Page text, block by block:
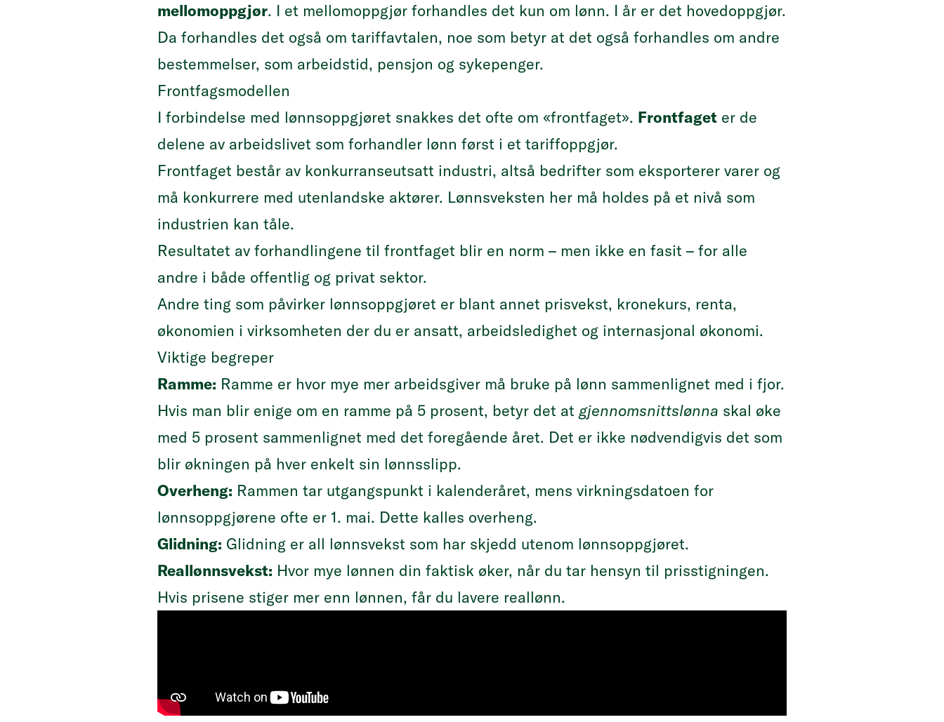
mellomoppgjør. I et mellomoppgjør forhandles det kun om lønn. I år er det hovedoppgjør.
Da forhandles det også om tariffavtalen, noe som betyr at det også forhandles om andre
bestemmelser, som arbeidstid, pensjon og sykepenger.
Frontfagsmodellen
I forbindelse med lønnsoppgjøret snakkes det ofte om «frontfaget». Frontfaget er de
delene av arbeidslivet som forhandler lønn først i et tariffoppgjør.
Frontfaget består av konkurranseutsatt industri, altså bedrifter som eksporterer varer og
må konkurrere med utenlandske aktører. Lønnsveksten her må holdes på et nivå som
industrien kan tåle.
Resultatet av forhandlingene til frontfaget blir en norm – men ikke en fasit – for alle
andre i både offentlig og privat sektor.
Andre ting som påvirker lønnsoppgjøret er blant annet prisvekst, kronekurs, renta,
økonomien i virksomheten der du er ansatt, arbeidsledighet og internasjonal økonomi.
Viktige begreper
Ramme: Ramme er hvor mye mer arbeidsgiver må bruke på lønn sammenlignet med i fjor.
Hvis man blir enige om en ramme på 5 prosent, betyr det at gjennomsnittslønna skal øke
med 5 prosent sammenlignet med det foregående året. Det er ikke nødvendigvis det som
blir økningen på hver enkelt sin lønnsslipp.
Overheng: Rammen tar utgangspunkt i kalenderåret, mens virkningsdatoen for
lønnsoppgjørene ofte er 1. mai. Dette kalles overheng.
Glidning: Glidning er all lønnsvekst som har skjedd utenom lønnsoppgjøret.
Reallønnsvekst: Hvor mye lønnen din faktisk øker, når du tar hensyn til prisstigningen.
Hvis prisene stiger mer enn lønnen, får du lavere reallønn.